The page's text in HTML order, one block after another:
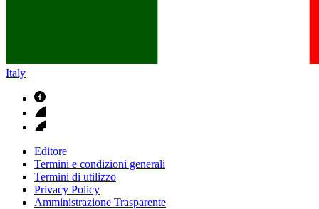
Italy
Editore
Termini e condizioni generali
Termini di utilizzo
Privacy Policy
Amministrazione Trasparente